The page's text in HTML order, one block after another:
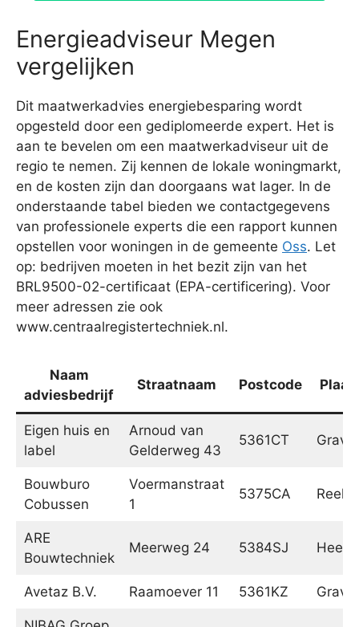
Energieadviseur Megen
vergelijken
Dit maatwerkadvies energiebesparing wordt
opgesteld door een gediplomeerde expert. Het is
aan te bevelen om een maatwerkadviseur uit de
regio te nemen. Zij kennen de lokale woningmarkt,
en de kosten zijn dan doorgaans wat lager. In de
onderstaande tabel bieden we contactgegevens
van professionele experts die een rapport kunnen
opstellen voor woningen in de gemeente Oss. Let
op: bedrijven moeten in het bezit zijn van het
BRL9500-02-certificaat (EPA-certificering). Voor
meer adressen zie ook
www.centraalregistertechniek.nl.
Naam
adviesbedrijf
Straatnaam Postcode
Eigen huis en
label
Arnoud van
Gelderweg 43
5361CT Grave
Bouwburo
Cobussen
Voermanstraat
1
5375CA Reek
ARE
Bouwtechniek
Meerweg 24 5384SJ
Avetaz B.V. Raamoever 11 5361KZ Grave